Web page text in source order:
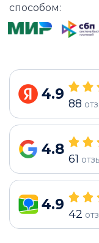
способом:
4.9
88
4.8
61
4.9
42